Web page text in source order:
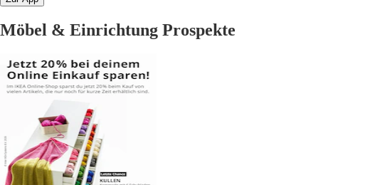
Möbel & Einrichtung Prospekte